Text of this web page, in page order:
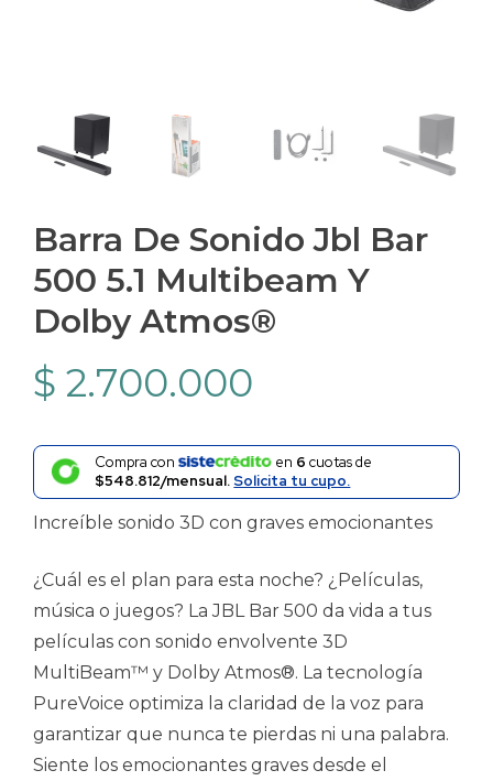
Barra De Sonido Jbl Bar
500 5.1 Multibeam Y
Dolby Atmos®
$ 2.700.000
Compra con en 6 cuotas de
$548.812/mensual.Solicita tu cupo.
Increíble sonido 3D con graves emocionantes
¿Cuál es el plan para esta noche? ¿Películas,
música o juegos? La JBL Bar 500 da vida a tus
películas con sonido envolvente 3D
MultiBeam™ y Dolby Atmos®. La tecnología
PureVoice optimiza la claridad de la voz para
garantizar que nunca te pierdas ni una palabra.
Siente los emocionantes graves desde el